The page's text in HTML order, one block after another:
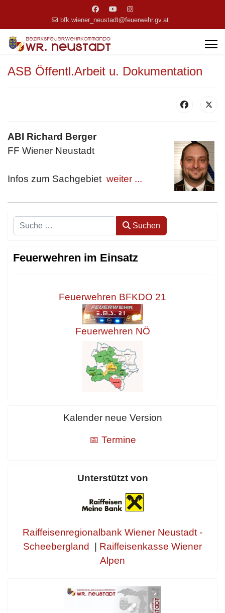
bfk.wiener_neustadt@feuerwehr.gv.at
ASB Öffentl.Arbeit u. Dokumentation
ABI Richard Berger
FF Wiener Neustadt
Infos zum Sachgebiet weiter ...
Suchen Suchen
Feuerwehren im Einsatz
Feuerwehren BFKDO 21
Feuerwehren NÖ
Kalender neue Version
📅 Termine
Unterstützt von
Raiffeisenregionalbank Wiener Neustadt -
Scheebergland
Raiffeisenkasse Wiener
Alpen